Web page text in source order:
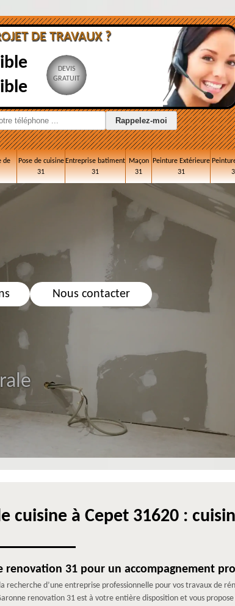
DE TRAVAUX ?
DEVIS
GRATUIT
de
Pose de cuisine
31
Entreprise batiment
31
Maçon
31
Peinture Extérieure
31
Nous contacter
cuisine à Cepet 31620 :
renovation 31 pour un accompagnement
recherche d’une entreprise professionnelle pour vos travaux de
renovation 31 est à votre entière disposition et vous